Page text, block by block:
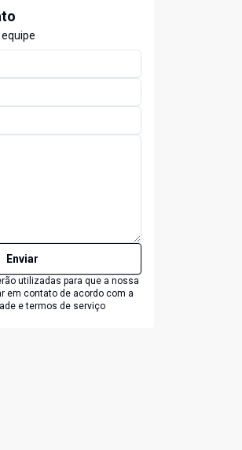
Enviar
utilizadas para que a nossa
em contato de acordo com a
e termos de serviço